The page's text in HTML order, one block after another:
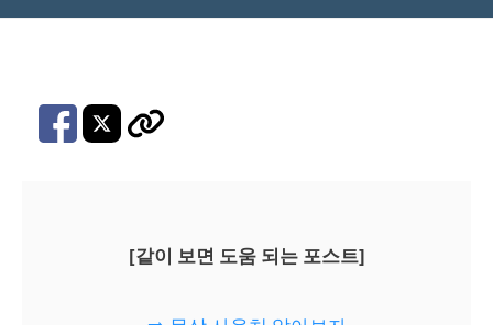
[같이 보면 도움 되는 포스트]